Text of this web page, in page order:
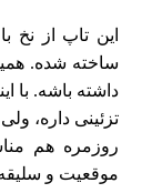
این تاپ از نخ
ساخته شده.
داشته باشه. با
تزئینی داره،
روزمره هم
موقعیت و